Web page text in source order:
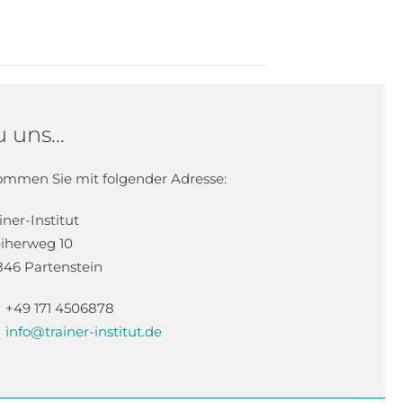
uns...
Sie mit folgender Adresse:
Institut
10
Partenstein
+49 171 4506878
info@trainer-institut.de